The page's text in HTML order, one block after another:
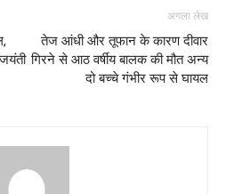
अगला लेख
तेज आंधी और तूफान के कारण दीवार
गिरने से आठ वर्षीय बालक की मौत अन्य
दो बच्चे गंभीर रूप से घायल